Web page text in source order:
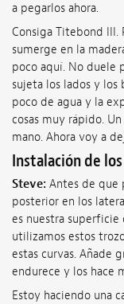
a pegarlos ahora.
Consiga Titebond III.
sumerge en la
poco aquí. No duele
sujeta los lados y
poco de agua y la
cosas muy rápido.
mano. Ahora voy a
Instalación de
Steve: Antes de que
posterior en los
es nuestra
utilizamos estos
estas curvas. Añade
endurece y los hace
Estoy haciendo una